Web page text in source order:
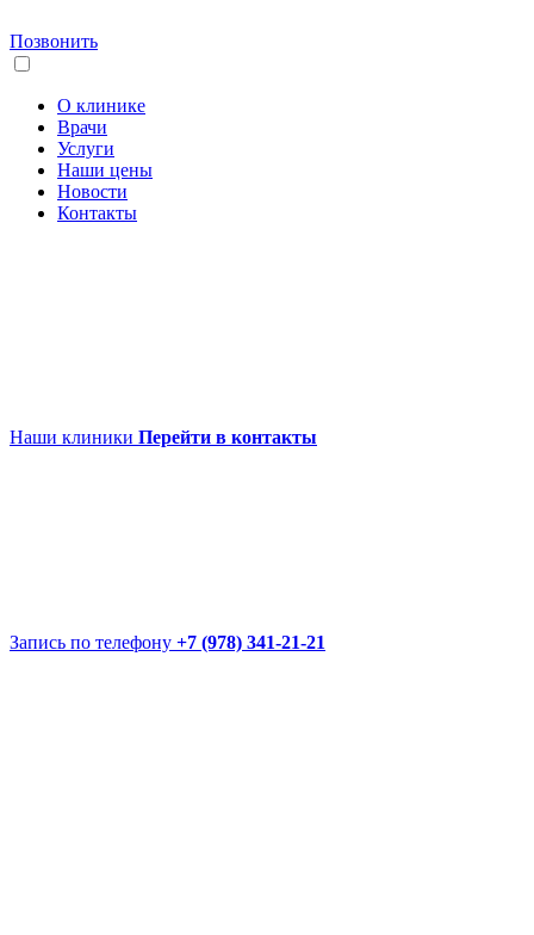
Позвонить
О клинике
Врачи
Услуги
Наши цены
Новости
Контакты
Наши клиники Перейти в контакты
Запись по телефону +7 (978) 341-21-21